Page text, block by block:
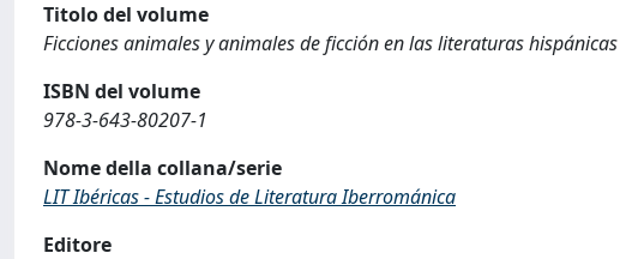
Titolo del volume
Ficciones animales y animales de ficción en las literaturas hispánicas
ISBN del volume
978-3-643-80207-1
Nome della collana/serie
LIT Ibéricas - Estudios de Literatura Iberrománica
Editore